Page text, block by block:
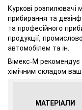
Куркові
прибирання та
та професійного
продукції,
автомобілем та ін.
Вімекс-М рекомендує
хімічним складом
МАТЕРІАЛИ